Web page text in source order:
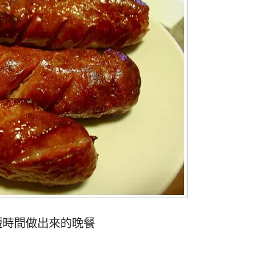
間做出來的晚餐